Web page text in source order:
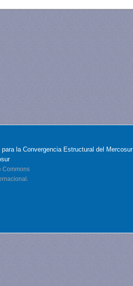
la Convergencia Estructural del Mercosur
Commons